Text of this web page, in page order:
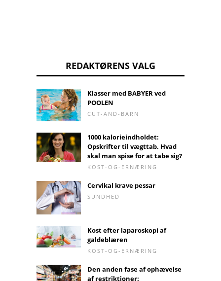
REDAKTØRENS VALG
Klasser med BABYER ved
POOLEN
CUT-AND-BARN
1000 kalorieindholdet:
Opskrifter til vægttab. Hvad
skal man spise for at tabe sig?
KOST-OG-ERNÆRING
Cervikal krave pessar
SUNDHED
Kost efter laparoskopi af
galdeblæren
KOST-OG-ERNÆRING
Den anden fase af ophævelse
af restriktioner: